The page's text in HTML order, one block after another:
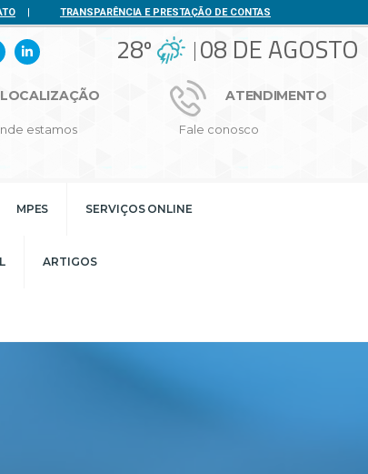
| TRANSPARÊNCIA E PRESTAÇÃO DE CONTAS
28º 08 DE AGOSTO
LOCALIZAÇÃO
estamos
ATENDIMENTO
Fale conosco
MPES SERVIÇOS ONLINE
ARTIGOS